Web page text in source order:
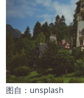
图自：unsplash